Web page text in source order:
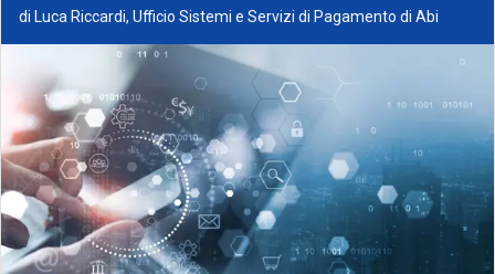
di Luca Riccardi, Ufficio Sistemi e Servizi di Pagamento di Abi